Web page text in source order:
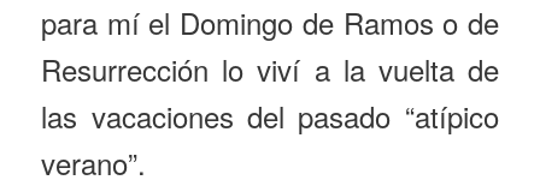
para mí el Domingo de Ramos o de
Resurrección lo viví a la vuelta de
las vacaciones del pasado “atípico
verano”.